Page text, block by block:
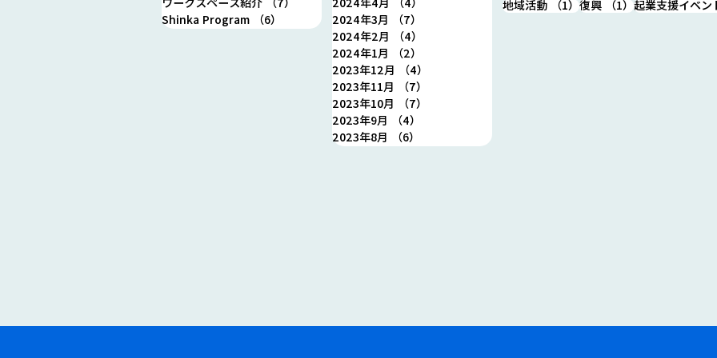
／ イベント【ナミエでゼロイ
チ】 食で地方を豊かに ～移
住したい町No.1での起業から
支援まで～ 8/1(木) 19時～
のランチ会開催します！
ント
ワークスペース紹介
（7）
7件の記事
Shinka Program
（6） 6件の記事
2024年4月
（4）
2024年3月
（7）
2024年2月
（4）
2024年1月
（2）
2023年12月
（4）
2023年11月
（7）
2023年10月
（7）
2023年9月
（4）
2023年8月
（6）
地域活動
（1）1件の記事
復興 （1）1件の記事
起業支援イベン